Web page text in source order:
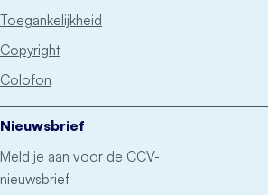
Toegankelijkheid
Copyright
Colofon
Nieuwsbrief
Meld je aan voor de CCV-
nieuwsbrief